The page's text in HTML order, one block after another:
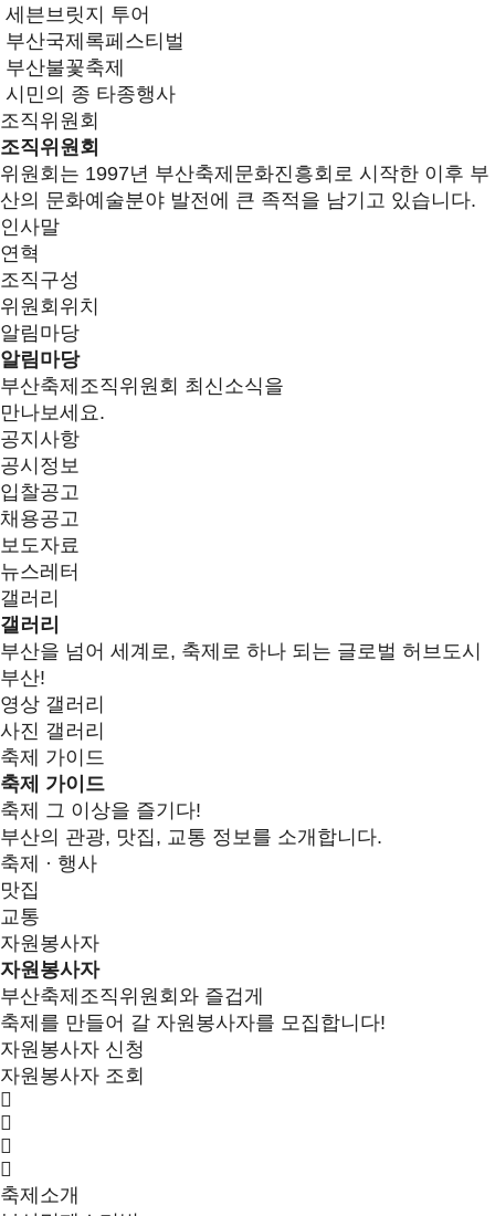
세븐브릿지 투어
부산국제록페스티벌
부산불꽃축제
시민의 종 타종행사
조직위원회
조직위원회
위원회는 1997년 부산축제문화진흥회로 시작한 이후 부
산의 문화예술분야 발전에 큰 족적을 남기고 있습니다.
인사말
연혁
조직구성
위원회위치
알림마당
알림마당
부산축제조직위원회 최신소식을
만나보세요.
공지사항
공시정보
입찰공고
채용공고
보도자료
뉴스레터
갤러리
갤러리
부산을 넘어 세계로, 축제로 하나 되는 글로벌 허브도시
부산!
영상 갤러리
사진 갤러리
축제 가이드
축제 가이드
축제 그 이상을 즐기다!
부산의 관광, 맛집, 교통 정보를 소개합니다.
축제 · 행사
맛집
교통
자원봉사자
자원봉사자
부산축제조직위원회와 즐겁게
축제를 만들어 갈 자원봉사자를 모집합니다!
자원봉사자 신청
자원봉사자 조회
축제소개